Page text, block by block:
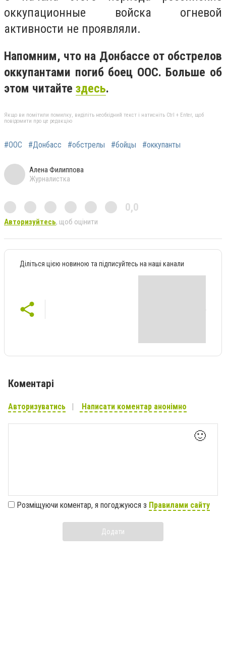
оккупационные войска огневой
активности не проявляли.
Напомним, что на Донбассе от обстрелов
оккупантами погиб боец ООС. Больше об
этом читайте здесь.
Якщо ви помітили помилку, виділіть необхідний текст і натисніть Ctrl + Enter, щоб
повідомити про це редакцію
#ООС #Донбасс #обстрелы #бойцы #оккупанты
Алена Филиппова
Журналистка
0,0
Авторизуйтесь, щоб оцінити
Діліться цією новиною та підписуйтесь на наші канали
Коментарі
Авторизуватись Написати коментар анонімно
🙂
Розміщуючи коментар, я погоджуюся з Правилами сайту
Додати